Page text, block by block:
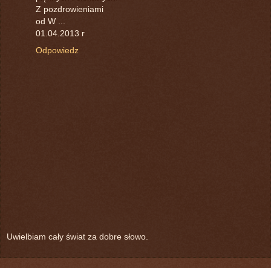
Z pozdrowieniami
od W ...
01.04.2013 r
Odpowiedz
Uwielbiam cały świat za dobre słowo.